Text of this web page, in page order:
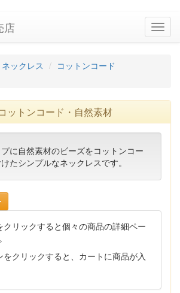
店
ネックレス
コットンコード
ットンコード・自然素材
に自然素材のビーズをコットンコー
たシンプルなネックレスです。
クリックすると個々の商品の詳細ペー
をクリックすると、カートに商品が入